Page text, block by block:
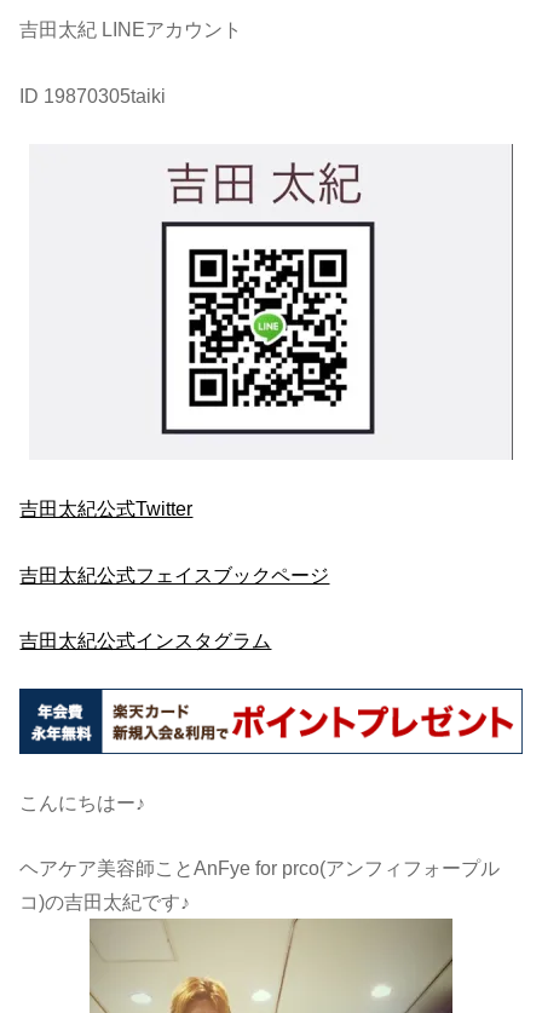
吉田太紀 LINEアカウント
ID 19870305taiki
吉田太紀公式Twitter
吉田太紀公式フェイスブックページ
吉田太紀公式インスタグラム
こんにちはー♪
ヘアケア美容師ことAnFye for prco(アンフィフォープル
コ)の吉田太紀です♪